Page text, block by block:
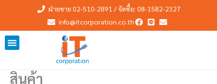
ฝ่ายขาย 02-510-2891 / จัดซื้อ: 08-1582-2327
info@itcorporation.co.th
สินค้า